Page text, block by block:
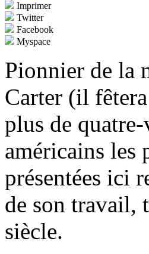
Imprimer
Twitter
Facebook
Myspace
Pionnier de la
Carter (il
plus de
américains les
présentées ici
de son travail,
siècle.